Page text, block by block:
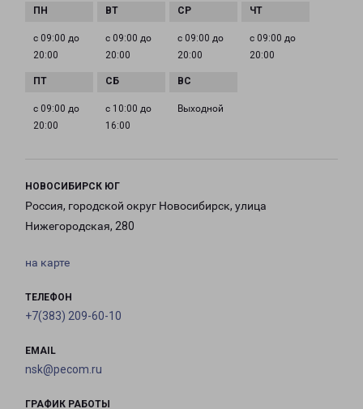
с 09:00 до
20:00
с 09:00 до
20:00
с 09:00 до
20:00
с 09:00 до
20:00
с 09:00 до
20:00
с 10:00 до
16:00
Выходной
НОВОСИБИРСК ЮГ
Россия, городской округ Новосибирск, улица
Нижегородская, 280
на карте
ТЕЛЕФОН
+7(383) 209-60-10
EMAIL
nsk@pecom.ru
ГРАФИК РАБОТЫ